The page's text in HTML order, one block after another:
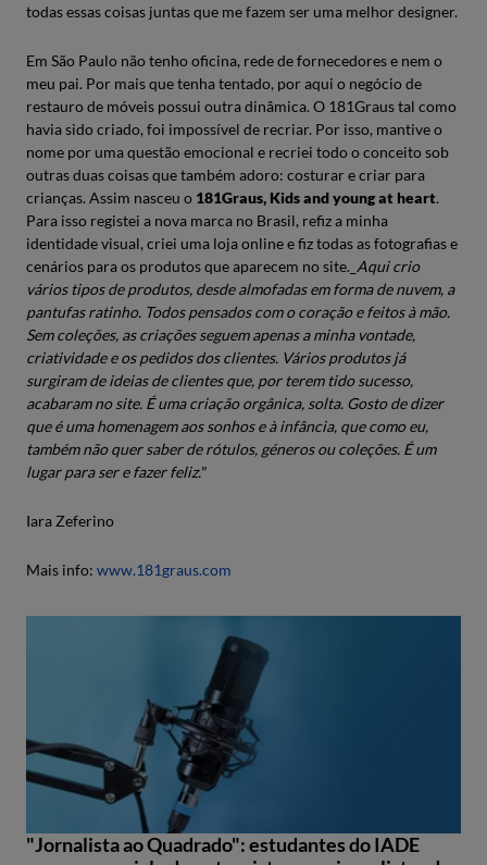
todas essas coisas juntas que me fazem ser uma melhor designer.
Em São Paulo não tenho oficina, rede de fornecedores e nem o
meu pai. Por mais que tenha tentado, por aqui o negócio de
restauro de móveis possui outra dinâmica. O 181Graus tal como
havia sido criado, foi impossível de recriar. Por isso, mantive o
nome por uma questão emocional e recriei todo o conceito sob
outras duas coisas que também adoro: costurar e criar para
crianças. Assim nasceu o 181Graus, Kids and young at heart.
Para isso registei a nova marca no Brasil, refiz a minha
identidade visual, criei uma loja online e fiz todas as fotografias e
cenários para os produtos que aparecem no site._ Aqui crio
vários tipos de produtos, desde almofadas em forma de nuvem, a
pantufas ratinho. Todos pensados com o coração e feitos à mão.
Sem coleções, as criações seguem apenas a minha vontade,
criatividade e os pedidos dos clientes. Vários produtos já
surgiram de ideias de clientes que, por terem tido sucesso,
acabaram no site. É uma criação orgânica, solta. Gosto de dizer
que é uma homenagem aos sonhos e à infância, que como eu,
também não quer saber de rótulos, géneros ou coleções. É um
lugar para ser e fazer feliz."
Iara Zeferino
Mais info: www.181graus.com
"Jornalista ao Quadrado": estudantes do IADE